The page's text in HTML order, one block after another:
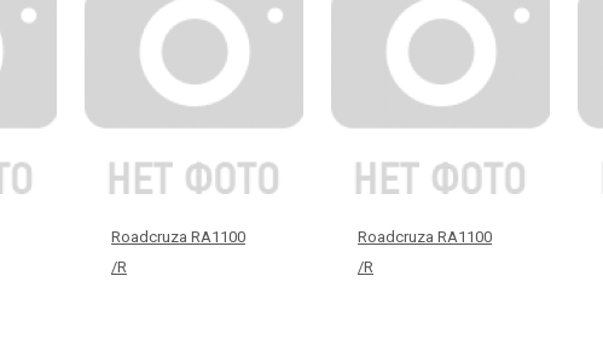
Roadcruza RA1100
/R
Roadcruza RA1100
/R